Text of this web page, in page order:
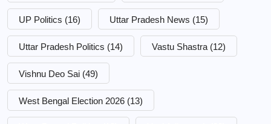
UP Politics (16) Uttar Pradesh News (15)
Uttar Pradesh Politics (14) Vastu Shastra (12)
Vishnu Deo Sai (49)
West Bengal Election 2026 (13)